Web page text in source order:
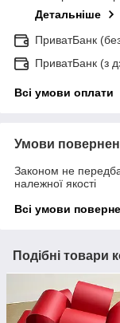
Детальніше
ПриватБанк
ПриватБанк (з
Всі умови оплати
Умови
Законом не
належної якості
Всі умови
Подібні товари